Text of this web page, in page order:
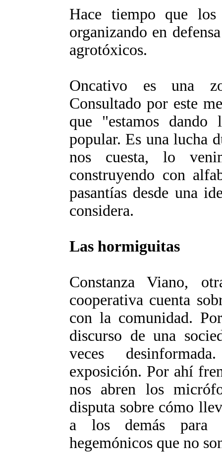
Hace tiempo que los
organizando en
agrotóxicos.
Oncativo es una
Consultado por este
que "estamos dando
popular. Es una lucha
nos cuesta, lo
construyendo con
pasantías desde una
considera.
Las hormiguitas
Constanza Viano,
cooperativa cuenta
con la comunidad.
discurso de una
veces
exposición. Por ahí
nos abren los
disputa sobre cómo
a los demás para
hegemónicos que no